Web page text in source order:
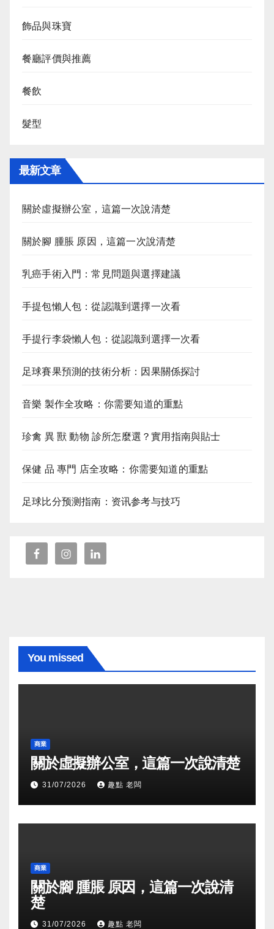
飾品與珠寶
餐廳評價與推薦
餐飲
髮型
最新文章
關於虛擬辦公室，這篇一次說清楚
關於腳 腫脹 原因，這篇一次說清楚
乳癌手術入門：常見問題與選擇建議
手提包懶人包：從認識到選擇一次看
手提行李袋懶人包：從認識到選擇一次看
足球賽果預測的技術分析：因果關係探討
音樂 製作全攻略：你需要知道的重點
珍禽 異 獸 動物 診所怎麼選？實用指南與貼士
保健 品 專門 店全攻略：你需要知道的重點
足球比分预测指南：资讯参考与技巧
You missed
商業
關於虛擬辦公室，這篇一次說清楚
31/07/2026 趣點 老闆
商業
關於腳 腫脹 原因，這篇一次說清
楚
31/07/2026 趣點 老闆